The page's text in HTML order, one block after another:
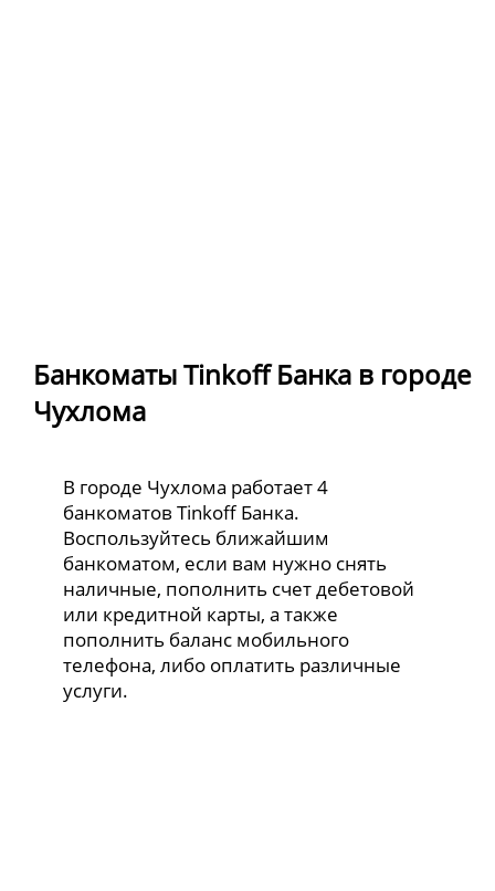
Банкоматы Tinkoff Банка в городе
Чухлома
В городе Чухлома работает 4
банкоматов Tinkoff Банка.
Воспользуйтесь ближайшим
банкоматом, если вам нужно снять
наличные, пополнить счет дебетовой
или кредитной карты, а также
пополнить баланс мобильного
телефона, либо оплатить различные
услуги.